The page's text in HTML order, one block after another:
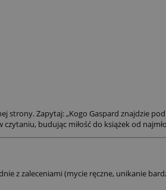
strony. Zapytaj: „Kogo Gaspard znajdzie
budując miłość do książek od
z zaleceniami (mycie ręczne, unikanie